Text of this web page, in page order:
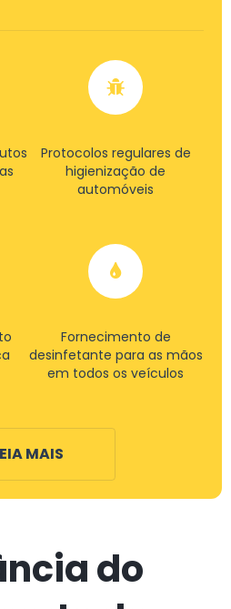
Protocolos regulares de
higienização de
automóveis
Fornecimento de
desinfetante para as mãos
em todos os veículos
MAIS
do